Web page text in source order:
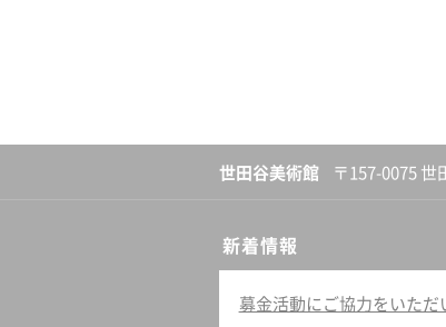
世田谷美術館 〒157-0075 世
新着情報
募金活動にご協力をいただ